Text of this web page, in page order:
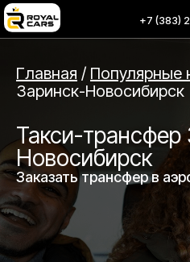
+7 (383)
Главная / Популярные
Заринск-Новосибирск
Такси-
Новосибирск
Заказать трансфер в